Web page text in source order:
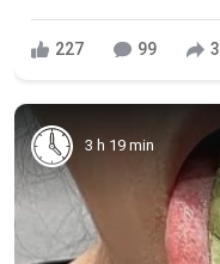
227 99
3 h 19 min